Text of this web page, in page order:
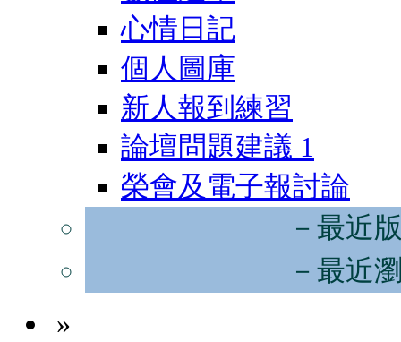
心情日記
個人圖庫
新人報到練習
論壇問題建議 1
榮會及電子報討論
－最近
－最近
»